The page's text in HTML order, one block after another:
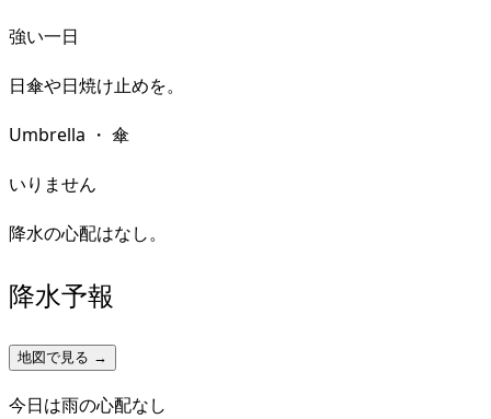
強い一日
日傘や日焼け止めを。
Umbrella ・ 傘
いりません
降水の心配はなし。
降水予報
地図で見る →
今日は雨の心配なし